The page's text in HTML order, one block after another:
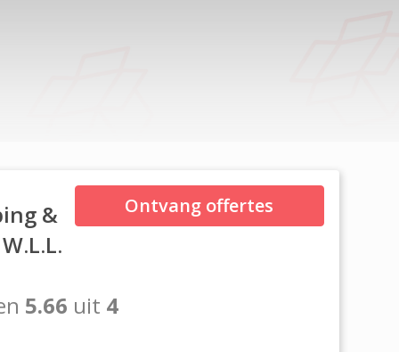
&
5.66 uit 4
Ontvang offertes